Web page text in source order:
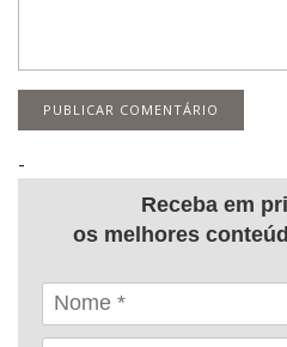
-
Receba em
os melhores